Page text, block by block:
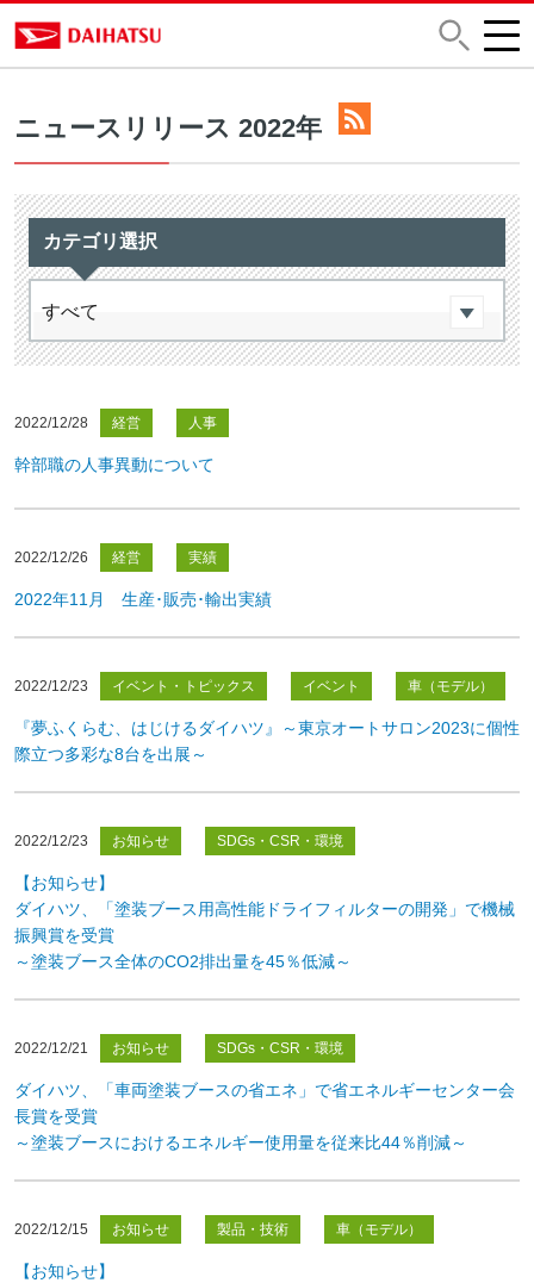
ニュースリリース 2022年
カテゴリ選択
2022/12/28 経営 人事
幹部職の人事異動について
2022/12/26 経営 実績
2022年11月 生産･販売･輸出実績
2022/12/23 イベント・トピックス イベント 車（モデル）
『夢ふくらむ、はじけるダイハツ』～東京オートサロン2023に個性
際立つ多彩な8台を出展～
2022/12/23 お知らせ SDGs・CSR・環境
【お知らせ】
ダイハツ、「塗装ブース用高性能ドライフィルターの開発」で機械
振興賞を受賞
～塗装ブース全体のCO2排出量を45％低減～
2022/12/21 お知らせ SDGs・CSR・環境
ダイハツ、「車両塗装ブースの省エネ」で省エネルギーセンター会
長賞を受賞
～塗装ブースにおけるエネルギー使用量を従来比44％削減～
2022/12/15 お知らせ 製品・技術 車（モデル）
【お知らせ】